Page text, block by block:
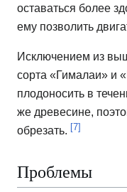
оставаться более
ему позволить
Исключением из
сорта «Гималаи» и
плодоносить в
же древесине,
обрезать. [7]
Проблемы